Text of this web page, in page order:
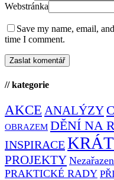
Webstránka
Save my name, email,
time I comment.
// kategorie
AKCE ANALÝZY
OBRAZEM DĚNÍ NA
INSPIRACE
PROJEKTY
PRAKTICKÉ RADY